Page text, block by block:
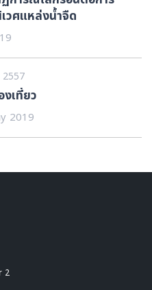
วศแหล่งน้ำจืด
2557
เที่ยว
2019
2